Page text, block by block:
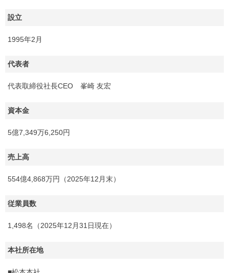
設立
1995年2月
代表者
代表取締役社長CEO 峯崎 友宏
資本金
5億7,349万6,250円
売上高
554億4,868万円（2025年12月末）
従業員数
1,498名（2025年12月31日現在）
本社所在地